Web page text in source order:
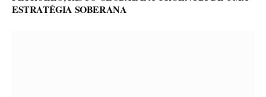
ESTRATÉGIA SOBERANA